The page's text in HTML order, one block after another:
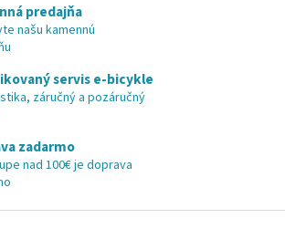
predajňa
našu kamennú
servis e-bicykle
záručný a pozáručný
zadarmo
nad 100€ je doprava